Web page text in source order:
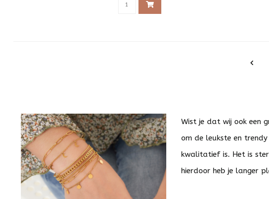
Wist je dat wij ook een
om de leukste en
kwalitatief is. Het is
hierdoor heb je langer